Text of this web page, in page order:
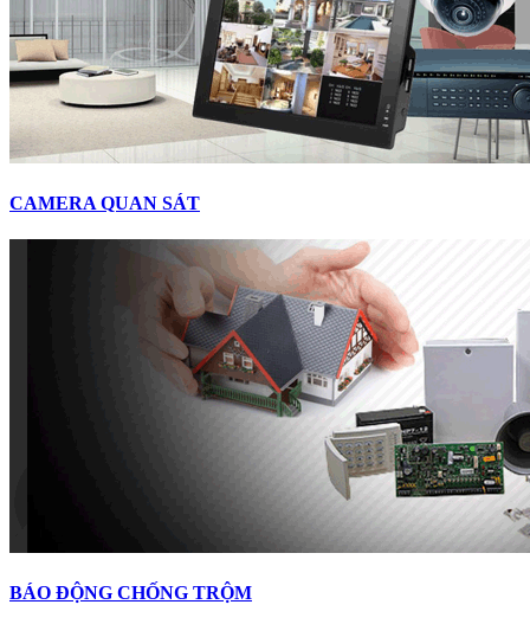
CAMERA QUAN SÁT
BÁO ĐỘNG CHỐNG TRỘM